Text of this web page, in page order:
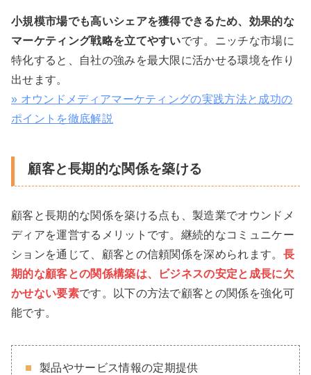
小規模市場でも高いシェアを獲得できるため、効果的な
マーケティング戦略を立てやすいです。ニッチな市場に
特化すると、自社の強みを最大限に活かせる環境を作り
出せます。
» オウンドメディアマーケティングの実践方法と成功の
ポイントを徹底解説
顧客と長期的な関係を築ける
顧客と長期的な関係を築ける点も、製造業でオウンドメ
ディアを運営するメリットです。継続的なコミュニケー
ションを通じて、顧客との信頼関係を深められます。 長
期的な顧客との関係構築は、ビジネスの安定と成長に欠
かせない要素です。以下の方法で顧客との関係を強化可
能です。
製品やサービス情報の定期提供